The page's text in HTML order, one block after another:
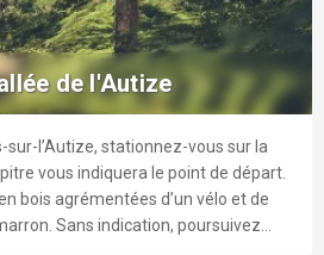
de l'Autize
l’Autize, stationnez-vous sur la
vous indiquera le point de départ.
bois agrémentées d’un vélo et de
Sans indication, poursuivez